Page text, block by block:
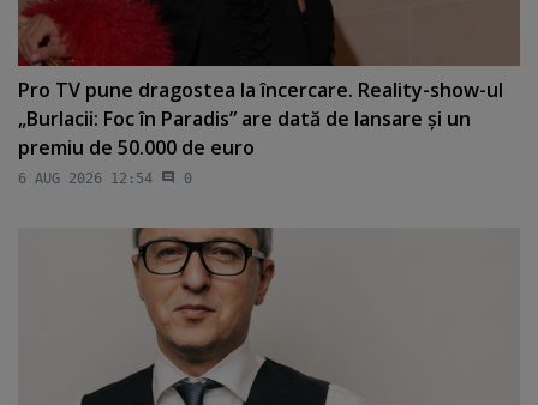
Pro TV pune dragostea la încercare. Reality-show-ul
„Burlacii: Foc în Paradis” are dată de lansare şi un
premiu de 50.000 de euro
6 AUG 2026 12:54 0